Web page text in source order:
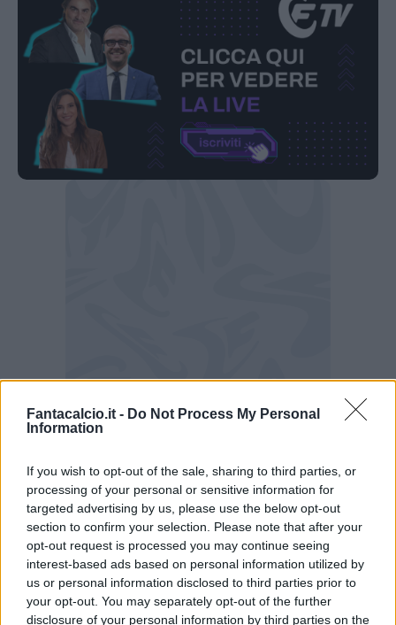
Fantacalcio.it - Do Not Process My Personal
Information
If you wish to opt-out of the sale, sharing to third parties, or
processing of your personal or sensitive information for
targeted advertising by us, please use the below opt-out
section to confirm your selection. Please note that after your
opt-out request is processed you may continue seeing
interest-based ads based on personal information utilized by
us or personal information disclosed to third parties prior to
your opt-out. You may separately opt-out of the further
disclosure of your personal information by third parties on the
👀 I temi di oggi - Il Como di Fabregas:
calciomercato, analisi e consigli
👀 I temi di oggi - L'Atalanta di Sarri:
calciomercato, analisi e consigli
👀 I temi di oggi - Mercato: Palestra saluta e va
al Chelsea: e ora l'Inter che fa?
📺 Come sempre, grande attenzione alle vostre
domande e curiosità: live alle 15:00 su Twitch